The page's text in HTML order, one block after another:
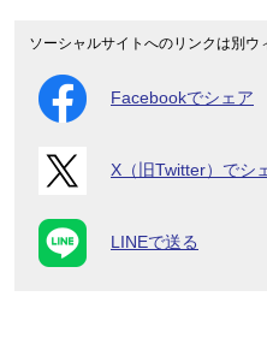
ソーシャルサイトへのリンクは別ウ
Facebookでシェア
X（旧Twitter）でシ
LINEで送る